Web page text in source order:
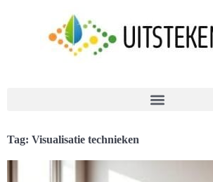
Tag: Visualisatie technieken